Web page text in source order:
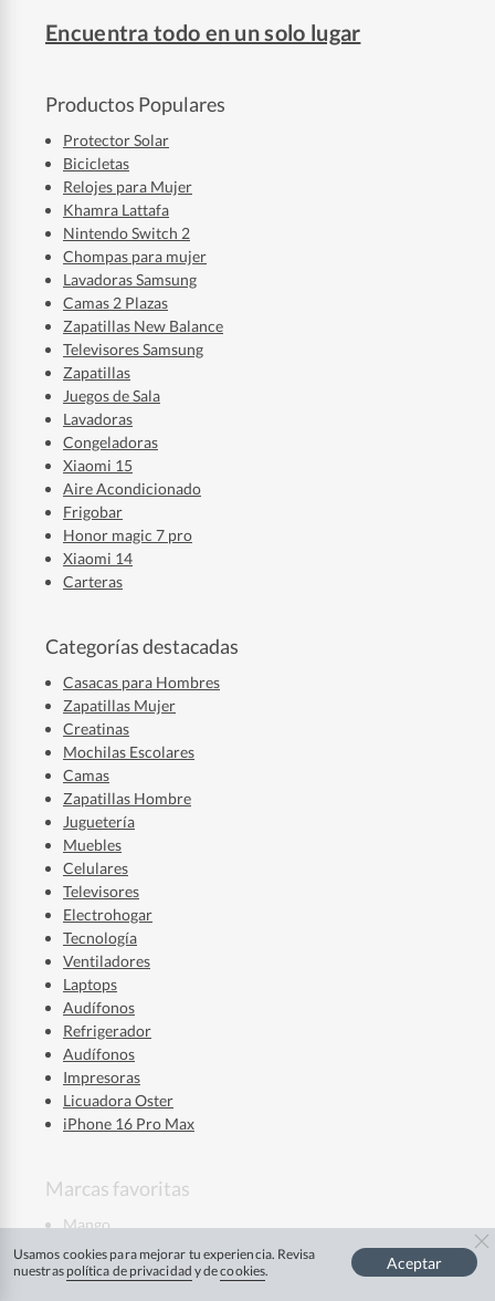
Encuentra todo en un solo lugar
Productos Populares
Protector Solar
Bicicletas
Relojes para Mujer
Khamra Lattafa
Nintendo Switch 2
Chompas para mujer
Lavadoras Samsung
Camas 2 Plazas
Zapatillas New Balance
Televisores Samsung
Zapatillas
Juegos de Sala
Lavadoras
Congeladoras
Xiaomi 15
Aire Acondicionado
Frigobar
Honor magic 7 pro
Xiaomi 14
Carteras
Categorías destacadas
Casacas para Hombres
Zapatillas Mujer
Creatinas
Mochilas Escolares
Camas
Zapatillas Hombre
Juguetería
Muebles
Celulares
Televisores
Electrohogar
Tecnología
Ventiladores
Laptops
Audífonos
Refrigerador
Audífonos
Impresoras
Licuadora Oster
iPhone 16 Pro Max
Marcas favoritas
Mango
La Roche Posay
Mixsoon
Usamos cookies para mejorar tu experiencia. Revisa
nuestras política de privacidad y decookies. Aceptar